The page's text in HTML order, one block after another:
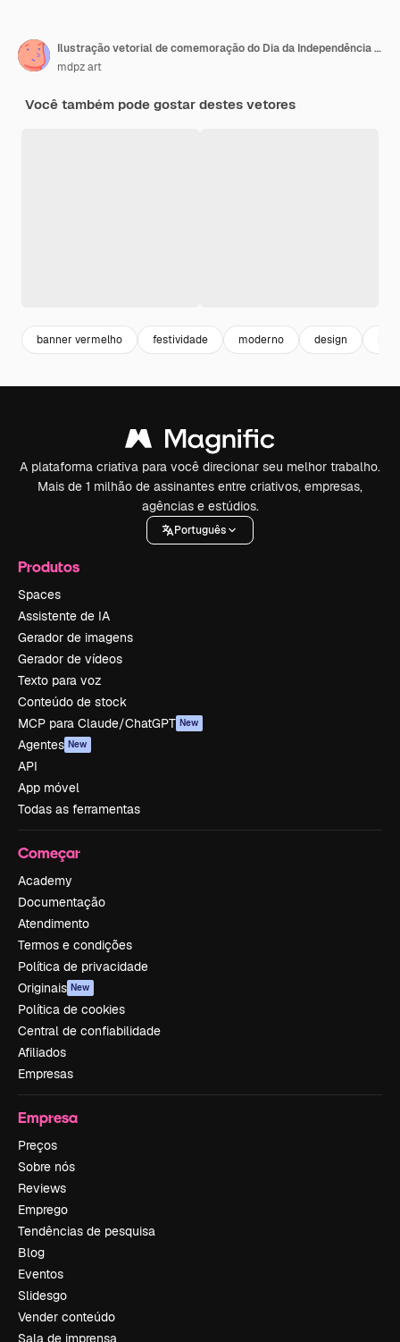
Ilustração vetorial de comemoração do Dia da Independência da Indonésia segurando a bandeira indonésia
mdpz art
Você também pode gostar destes vetores
banner vermelho festividade moderno design
A plataforma criativa para você direcionar seu melhor trabalho.
Mais de 1 milhão de assinantes entre criativos, empresas,
agências e estúdios.
Português
Produtos
Spaces
Assistente de IA
Gerador de imagens
Gerador de vídeos
Texto para voz
Conteúdo de stock
MCP para Claude/ChatGPT New
Agentes New
API
App móvel
Todas as ferramentas
Começar
Academy
Documentação
Atendimento
Termos e condições
Política de privacidade
Originais New
Política de cookies
Central de confiabilidade
Afiliados
Empresas
Empresa
Preços
Sobre nós
Reviews
Emprego
Tendências de pesquisa
Blog
Eventos
Slidesgo
Vender conteúdo
Sala de imprensa